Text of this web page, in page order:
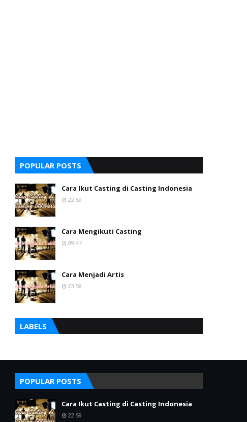
POPULAR POSTS
Cara Ikut Casting di Casting Indonesia
22.59
Cara Mengikuti Casting
09.47
Cara Menjadi Artis
23.58
LABELS
POPULAR POSTS
Cara Ikut Casting di Casting Indonesia
22.59